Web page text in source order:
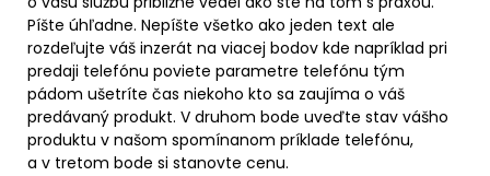
Píšte úhľadne. Nepíšte všetko ako jeden text ale
rozdeľujte váš inzerát na viacej bodov kde napríklad pri
predaji telefónu poviete parametre telefónu tým
pádom ušetríte čas niekoho kto sa zaujíma o váš
predávaný produkt. V druhom bode uveďte stav vášho
produktu v našom spomínanom príklade telefónu,
a v tretom bode si stanovte cenu.